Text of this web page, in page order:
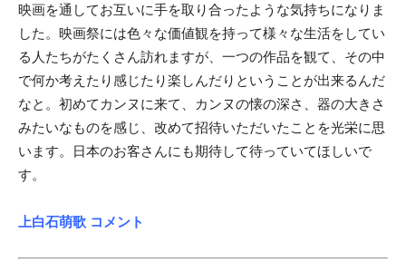
映画を通してお互いに手を取り合ったような気持ちになりま
した。映画祭には色々な価値観を持って様々な生活をしてい
る人たちがたくさん訪れますが、一つの作品を観て、その中
で何か考えたり感じたり楽しんだりということが出来るんだ
なと。初めてカンヌに来て、カンヌの懐の深さ、器の大きさ
みたいなものを感じ、改めて招待いただいたことを光栄に思
います。日本のお客さんにも期待して待っていてほしいで
す。
上白石萌歌 コメント